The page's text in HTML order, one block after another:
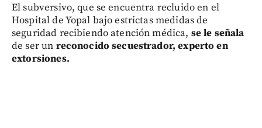
El subversivo, que se encuentra recluido en el
Hospital de Yopal bajo estrictas medidas de
seguridad recibiendo atención médica, se le señala
de ser un reconocido secuestrador, experto en
extorsiones.